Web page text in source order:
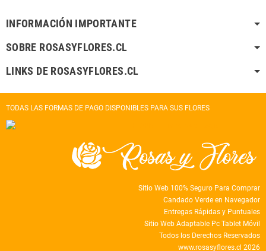
INFORMACIÓN IMPORTANTE
SOBRE ROSASYFLORES.CL
LINKS DE ROSASYFLORES.CL
TODAS LAS FORMAS DE PAGO DISPONIBLES PARA SUS FLORES
Sitio Web 100% Seguro Para Comprar
Candado Verde en Navegador
Entregas Rápidas y Puntuales
Sitio Web Adaptable Pc Tablet Móvil
Todos los Derechos Reservados
www.rosasyflores.cl 2026